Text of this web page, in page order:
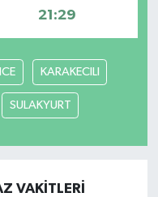
21:29
KARAKECILI
SULAKYURT
VAKITLERI